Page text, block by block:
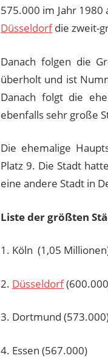
575.000 im Jahr
Düsseldorfdie zweit-
Danach folgen die
überholt und ist
Danach folgt die
ebenfalls sehr große
Die ehemalige
Platz 9. Die Stadt
eine andere Stadt in
Liste der größten
1. Köln (1,05
2. Düsseldorf
3. Dortmund
4. Essen (567.000)